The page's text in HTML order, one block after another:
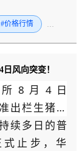
续跟踪终端
港量变化。
#价格行情
日风向突变！
8 月 4 日
出栏生猪报
续多日的普
止步，华